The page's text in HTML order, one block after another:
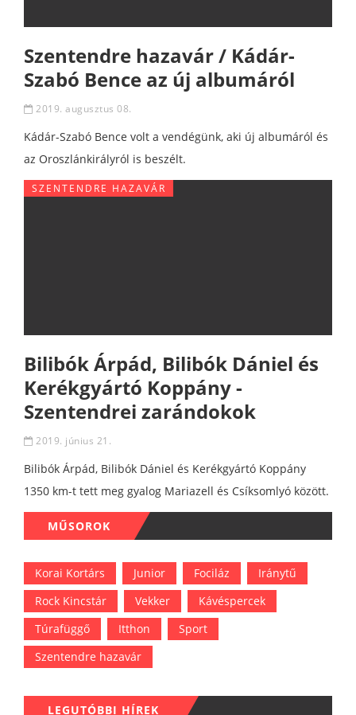
Szentendre hazavár / Kádár-
Szabó Bence az új albumáról
2019. augusztus 08.
Kádár-Szabó Bence volt a vendégünk, aki új albumáról és
az Oroszlánkirályról is beszélt.
SZENTENDRE HAZAVÁR
Bilibók Árpád, Bilibók Dániel és
Kerékgyártó Koppány -
Szentendrei zarándokok
2019. június 21.
Bilibók Árpád, Bilibók Dániel és Kerékgyártó Koppány
1350 km-t tett meg gyalog Mariazell és Csíksomlyó között.
MŰSOROK
Korai Kortárs Junior Fociláz
Iránytű
Rock Kincstár
Vekker
Kávéspercek
Túrafüggő
Itthon
Sport
Szentendre hazavár
LEGUTÓBBI HÍREK